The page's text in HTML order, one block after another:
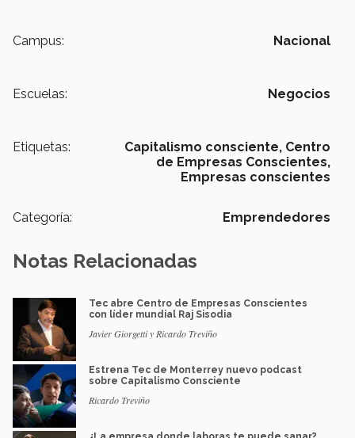
Campus: Nacional
Escuelas: Negocios
Etiquetas: Capitalismo consciente, Centro
de Empresas Conscientes,
Empresas conscientes
Categoría: Emprendedores
Notas Relacionadas
Tec abre Centro de Empresas Conscientes
con líder mundial Raj Sisodia
Javier Giorgetti y Ricardo Treviño
Estrena Tec de Monterrey nuevo podcast
sobre Capitalismo Consciente
Ricardo Treviño